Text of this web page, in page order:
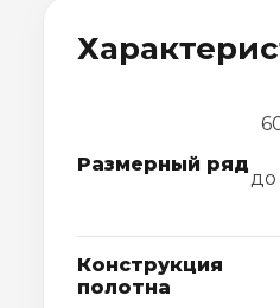
Размерный ряд
до
Конструкция
полотна